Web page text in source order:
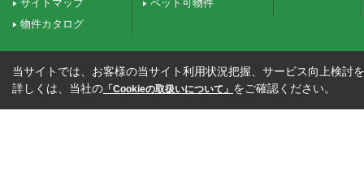
サイトマップ
物件カタログ
ペット可物件
当サイトでは、お客様の当サイト利用状況把握、サービス向上検討
詳しくは、当社の 「Cookieの取扱いについて」 をご確認ください。